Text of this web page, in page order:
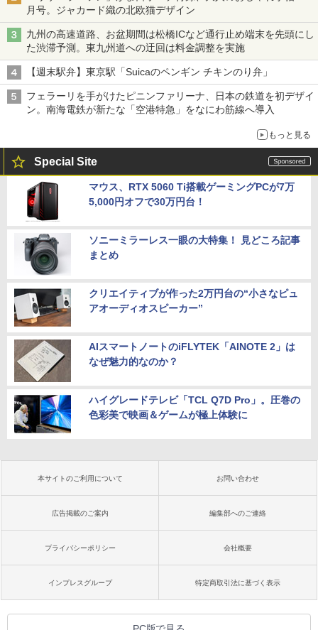
月号。ジャカード織の北欧猫デザイン
九州の高速道路、お盆期間は松橋ICなど通行止め端末を先頭にし
た渋滞予測。東九州道への迂回は料金調整を実施
【週末駅弁】東京駅「Suicaのペンギン チキンのり弁」
フェラーリを手がけたピニンファリーナ、日本の鉄道を初デザイ
ン。南海電鉄が新たな「空港特急」をなにわ筋線へ導入
もっと見る
Special Site
マウス、RTX 5060 Ti搭載ゲーミングPCが7万
5,000円オフで30万円台！
ソニーミラーレス一眼の大特集！ 見どころ記事
まとめ
クリエイティブが作った2万円台の“小さなピュ
アオーディオスピーカー”
AIスマートノートのiFLYTEK「AINOTE 2」は
なぜ魅力的なのか？
ハイグレードテレビ「TCL Q7D Pro」。圧巻の
色彩美で映画＆ゲームが極上体験に
本サイトのご利用について お問い合わせ
広告掲載のご案内 編集部へのご連絡
プライバシーポリシー 会社概要
インプレスグループ 特定商取引法に基づく表示